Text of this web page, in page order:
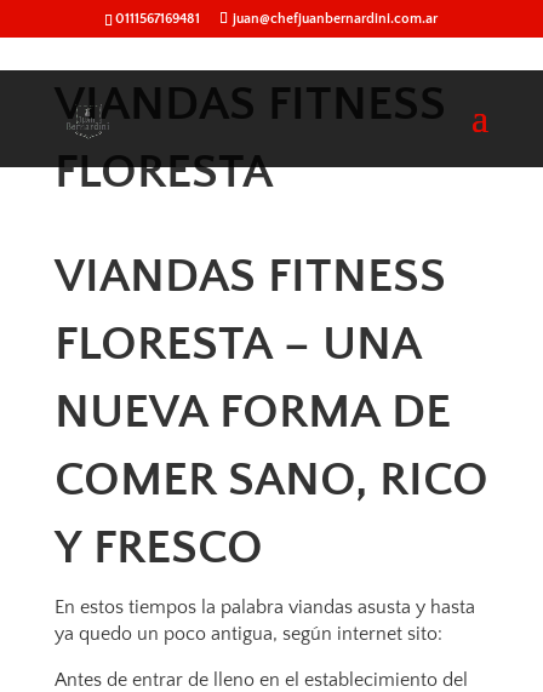
0111567169481 juan@chefjuanbernardini.com.ar
VIANDAS FITNESS
FLORESTA
VIANDAS FITNESS
FLORESTA – UNA
NUEVA FORMA DE
COMER SANO, RICO
Y FRESCO
En estos tiempos la palabra viandas asusta y hasta
ya quedo un poco antigua, según internet sito:
Antes de entrar de lleno en el establecimiento del